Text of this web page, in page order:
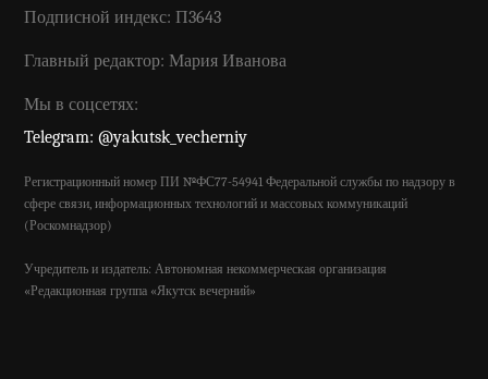
Подписной индекс: П3643
Главный редактор: Мария Иванова
Мы в соцсетях:
Telegram: @yakutsk_vecherniy
Регистрационный номер ПИ №ФС77-54941 Федеральной службы по надзору в
сфере связи, информационных технологий и массовых коммуникаций
(Роскомнадзор)
Учредитель и издатель: Автономная некоммерческая организация
«Редакционная группа «Якутск вечерний»